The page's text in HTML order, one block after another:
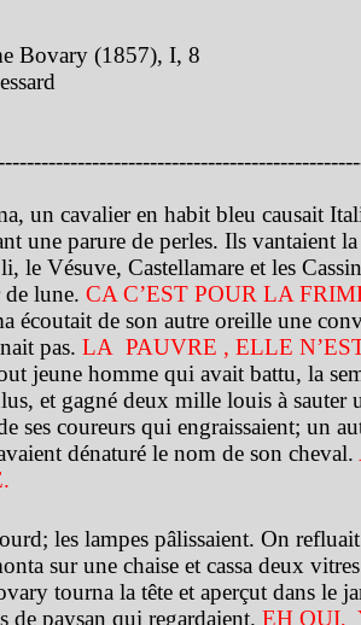
Bovary (1857), I, 8
un cavalier en habit bleu causait
une parure de perles. Ils vantaient
le Vésuve, Castellamare et les
lune. CA C’EST POUR LA
écoutait de son autre oreille une
pas. LA PAUVRE , ELLE
jeune homme qui avait battu, la
et gagné deux mille louis à sauter
ses coureurs qui engraissaient; un
dénaturé le nom de son cheval.
les lampes pâlissaient. On
sur une chaise et cassa deux
tourna la tête et aperçut dans le
de paysan qui regardaient. EH OUI,